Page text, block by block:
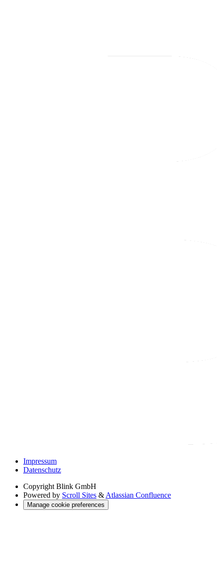
Impressum
Datenschutz
Copyright Blink GmbH
Powered by Scroll Sites & Atlassian Confluence
Manage cookie preferences